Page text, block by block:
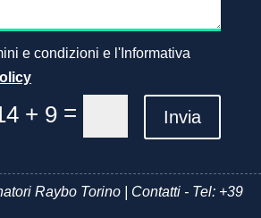
e condizioni e l'Informativa
+ 9 = Invia
Raybo Torino | Contatti - Tel: +39